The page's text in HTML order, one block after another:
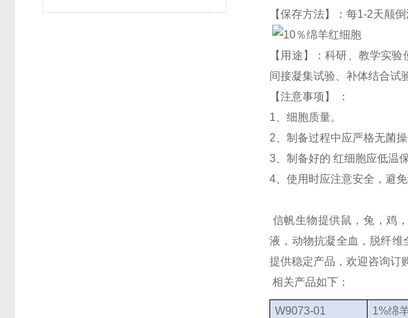
【保存方法】：每1-2天颠
【用途】：科研、教学实
间接凝集试验、补体结合试
【注意事项】 ：
1、细胞质量。
2、制备过程中应严格无菌
3、制备好的 红细胞应低温
4、使用时应注意安全，避
信帆生物提供鼠，兔，鸡
液，动物抗凝全血，脱纤
提供稳定产品，欢迎咨询订
相关产品如下：
W9073-01 1%绵